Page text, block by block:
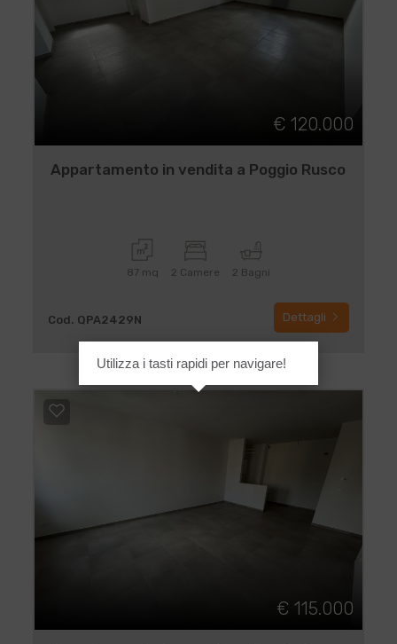
€ 120.000
Appartamento in vendita a Poggio Rusco
87 mq 2 Camere 2 Bagni
Cod. QPA2429N Dettagli
€ 115.000
Utilizza i tasti rapidi per navigare!